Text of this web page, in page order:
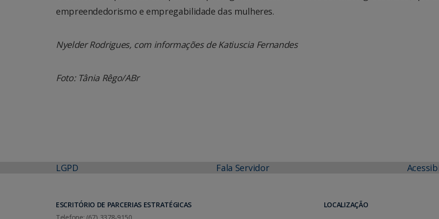
empreendedorismo e empregabilidade das mulheres.
Nyelder Rodrigues, com informações de Katiuscia Fernandes
Foto: Tânia Rêgo/ABr
LGPD Fala Servidor
ESCRITÓRIO DE PARCERIAS ESTRATÉGICAS
Telefone: (67) 3378-9150
LOCALIZAÇÃO